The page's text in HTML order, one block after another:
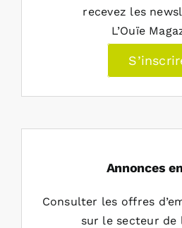
recevez les
L’Ouïe
Annonces
Consulter les offres
sur le secteur de